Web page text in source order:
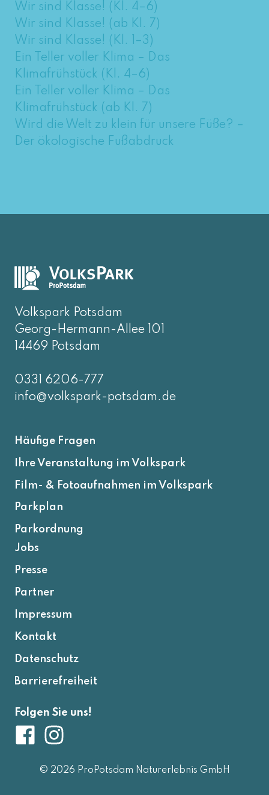
Wir sind Klasse! (Kl. 4–6)
Wir sind Klasse! (ab Kl. 7)
Wir sind Klasse! (Kl. 1–3)
Ein Teller voller Klima – Das
Klimafrühstück (Kl. 4–6)
Ein Teller voller Klima – Das
Klimafrühstück (ab Kl. 7)
Wird die Welt zu klein für unsere Füße? –
Der ökologische Fußabdruck
Volkspark Potsdam
Georg-Hermann-Allee 101
14469 Potsdam
0331 6206-777
info@volkspark-potsdam.de
Häufige Fragen
Ihre Veranstaltung im Volkspark
Film- & Fotoaufnahmen im Volkspark
Parkplan
Parkordnung
Jobs
Presse
Partner
Impressum
Kontakt
Datenschutz
Barrierefreiheit
Folgen Sie uns!
© 2026 ProPotsdam Naturerlebnis GmbH